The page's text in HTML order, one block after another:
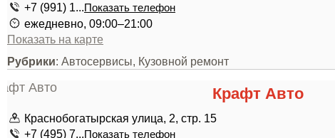
+7 (991) 1...Показать телефон
ежедневно, 09:00–21:00
Показать на карте
Рубрики: Автосервисы, Кузовной ремонт
Крафт Авто
Краснобогатырская улица, 2, стр. 15
+7 (495) 7...Показать телефон